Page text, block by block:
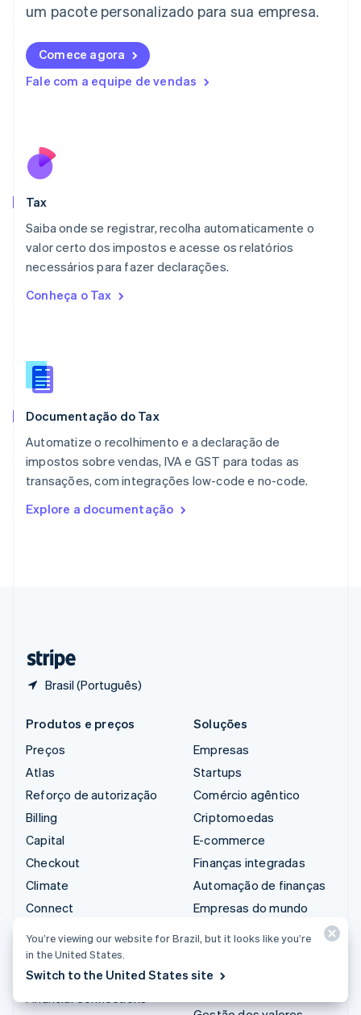
um pacote personalizado para sua empresa.
Comece agora
Fale com a equipe de vendas
Tax
Saiba onde se registrar, recolha automaticamente o
valor certo dos impostos e acesse os relatórios
necessários para fazer declarações.
Conheça o Tax
Documentação do Tax
Automatize o recolhimento e a declaração de
impostos sobre vendas, IVA e GST para todas as
transações, com integrações low-code e no-code.
Explore a documentação
Brasil (Português)
Letônia
Liechtenstein
Deutsch English
Lituânia
English
English
Malta
Noruega
English
Nova Zelândia
Países Baixos
Portugal
Português
English简体中文
Reino Unido
República Tcheca
English
English
Produtos e preços
Preços
Atlas
Reforço de autorização
Billing
Capital
Checkout
Climate
Connect
Data Pipeline
Elements
Soluções
Empresas
Startups
Comércio agêntico
Criptomoedas
E-commerce
Finanças integradas
Automação de finanças
Empresas do mundo
Pagamentos no
aplicativo
You’re viewing our website for Brazil, but it looks like you’re
in the United States.
Switch to the United States site